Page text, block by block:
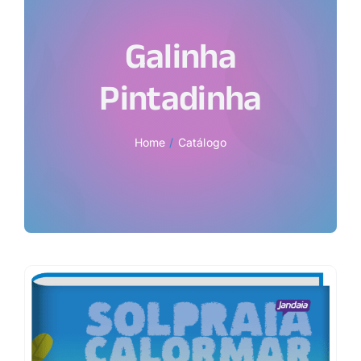
Galinha
Pintadinha
Home Catálogo